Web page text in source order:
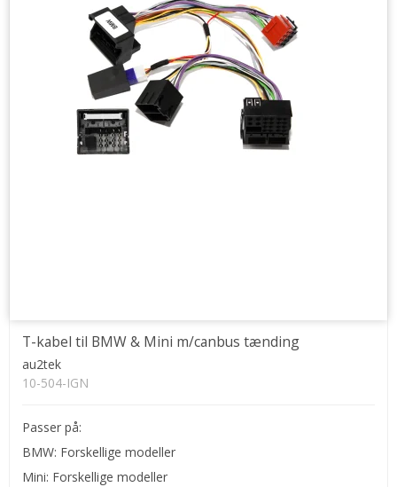
T-kabel til BMW & Mini m/canbus tænding
au2tek
10-504-IGN
Passer på:
BMW: Forskellige modeller
Mini: Forskellige modeller